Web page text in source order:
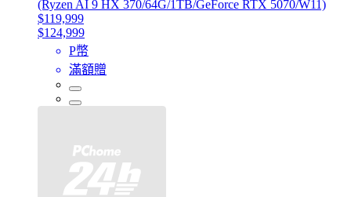
(Ryzen AI 9 HX 370/64G/1TB/GeForce RTX 5070/W11)
$119,999
$124,999
P幣
滿額贈